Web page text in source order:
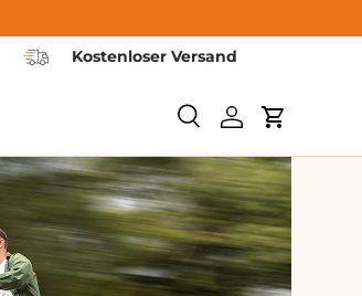
Kostenloser Versand
<tc>Ricerca</tc>
LoginCarrello